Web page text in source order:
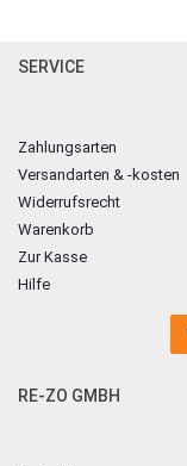
SERVICE
Zahlungsarten
Versandarten & -kosten
Widerrufsrecht
Warenkorb
Zur Kasse
Hilfe
RE-ZO GMBH